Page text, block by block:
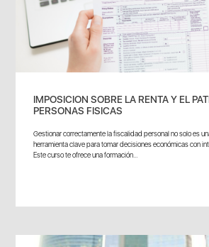
IMPOSICION SOBRE LA RENTA Y EL
PERSONAS FISICAS
Gestionar correctamente la fiscalidad personal no solo es
herramienta clave para tomar decisiones económicas con
Este curso te ofrece una formación...